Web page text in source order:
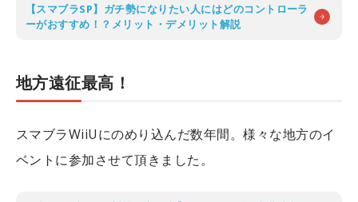
【スマブラSP】ガチ勢になりたい人にはどのコントローラ
ーがおすすめ！？メリット・デメリット解説
地方遠征最高！
スマブラWiiUにのめり込んだ数年間。様々な地方のイ
ベントに参加させて頂きました。